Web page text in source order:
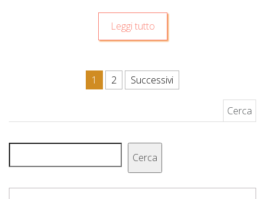
Leggi tutto
Paginazione degli articoli
1 2
Successivi
Cerca